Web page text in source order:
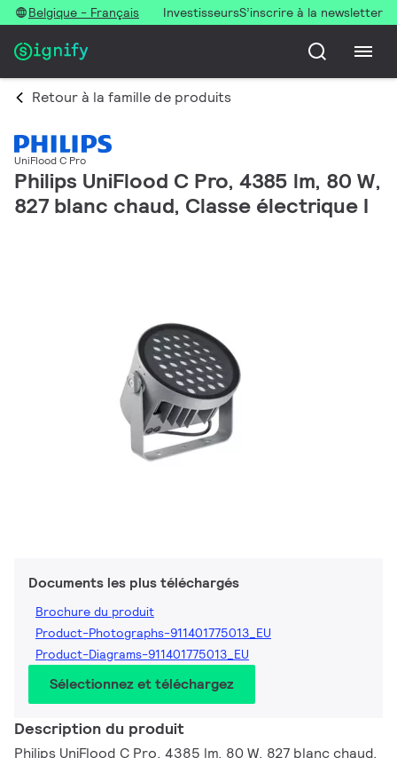
Belgique - Français InvestisseursS’inscrire à la newsletter
Retour à la famille de produits
UniFlood C Pro
Philips UniFlood C Pro, 4385 lm, 80 W,
827 blanc chaud, Classe électrique I
Documents les plus téléchargés
Brochure du produit
Product-Photographs-911401775013_EU
Product-Diagrams-911401775013_EU
Sélectionnez et téléchargez
Description du produit
Philips UniFlood C Pro, 4385 lm, 80 W, 827 blanc chaud,